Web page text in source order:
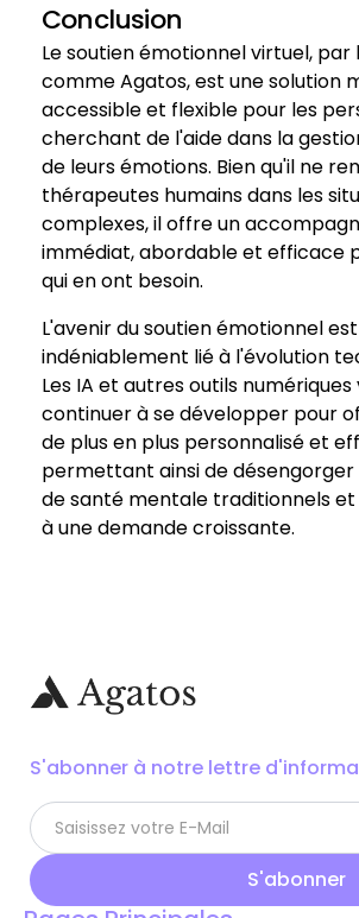
Conclusion
Le soutien émotionnel virtuel, par
comme Agatos, est une solution
accessible et flexible pour les
cherchant de l'aide dans la
de leurs émotions. Bien qu'il ne
thérapeutes humains dans les
complexes, il offre un
immédiat, abordable et efficace
qui en ont besoin.
L'avenir du soutien émotionnel est
indéniablement lié à l'évolution
Les IA et autres outils
continuer à se développer pour
de plus en plus personnalisé et
permettant ainsi de désengorger
de santé mentale traditionnels
à une demande croissante.
S'abonner à notre lettre